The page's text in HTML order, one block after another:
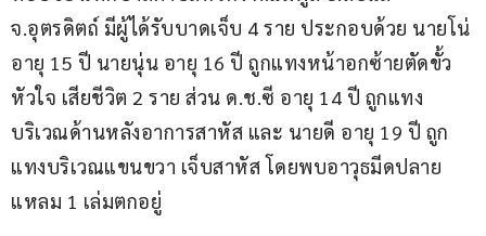
จ.อุตรดิตถ์ มีผู้ได้รับบาดเจ็บ 4 ราย ประกอบด้วย นายโน่
อายุ 15 ปี นายนุ่น อายุ 16 ปี ถูกแทงหน้าอกซ้ายตัดขั้ว
หัวใจ เสียชีวิต 2 ราย ส่วน ด.ช.ซี อายุ 14 ปี ถูกแทง
บริเวณด้านหลังอาการสาหัส และ นายดี อายุ 19 ปี ถูก
แทงบริเวณแขนขวา เจ็บสาหัส โดยพบอาวุธมีดปลาย
แหลม 1 เล่มตกอยู่